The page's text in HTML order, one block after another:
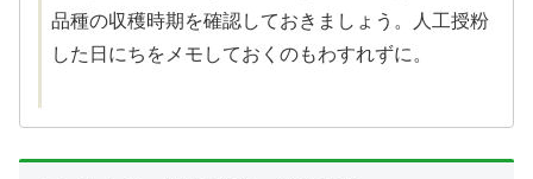
品種の収穫時期を確認しておきましょう。人工授粉
した日にちをメモしておくのもわすれずに。